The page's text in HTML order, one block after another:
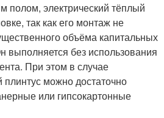
полом, электрический тёплый
так как его монтаж не
объёма капитальных
выполняется без использования
При этом в случае
можно достаточно
или гипсокартонные